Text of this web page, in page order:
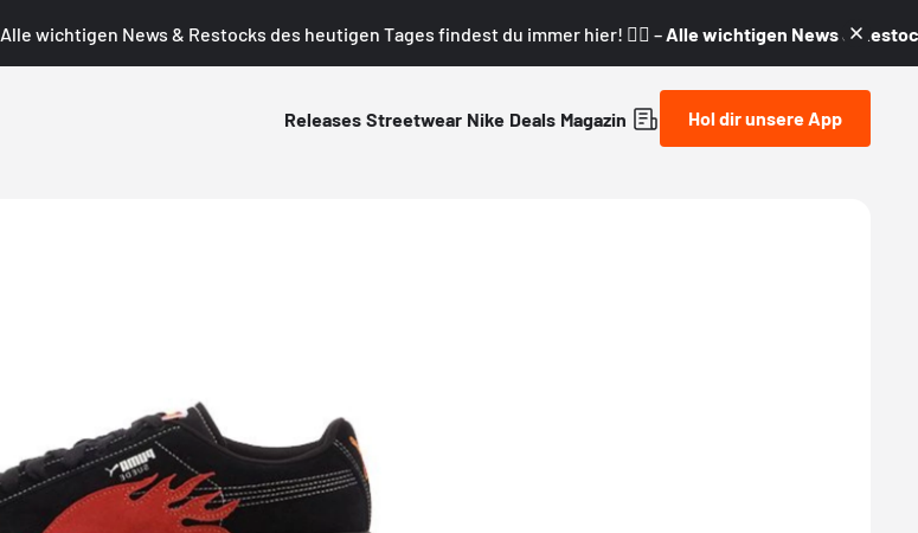
Alle wichtigen News & Restocks des heutigen Tages findest du immer hier! 👇🏼 – Alle wichtigen News &
Releases Streetwear Nike Deals Magazin Hol dir unsere App